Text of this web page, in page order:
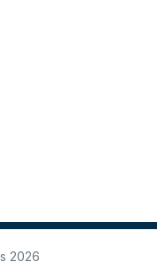
2026